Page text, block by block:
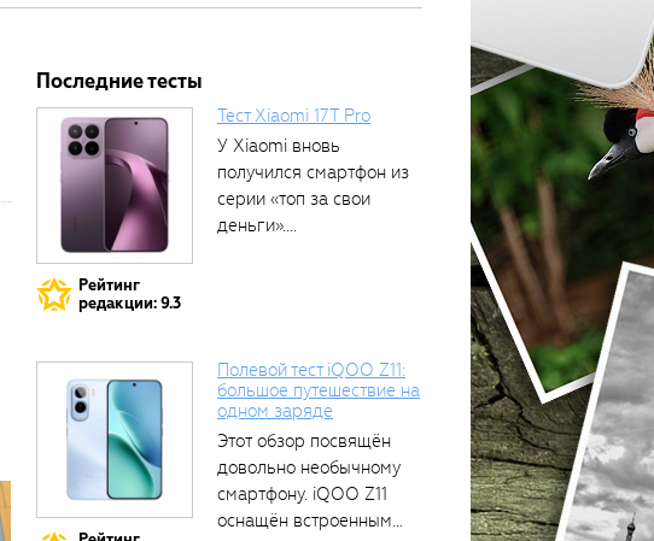
Вам
также
понравится
Последние тесты
Рейтинг
редакции: 9.3
Тест Xiaomi 17T Pro
У Xiaomi вновь
получился смартфон из
серии «топ за свои
деньги»....
Полевой тест iQOO Z11:
большое путешествие на
одном заряде
Этот обзор посвящён
довольно необычному
смартфону. iQOO Z11
оснащён встроенным